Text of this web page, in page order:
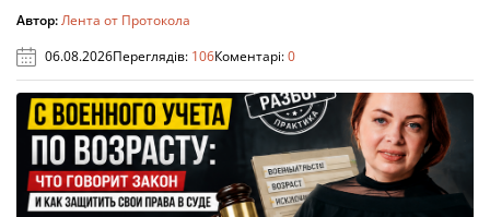
Автор:Лента от Протокола
06.08.2026Переглядів: 106Коментарі:0